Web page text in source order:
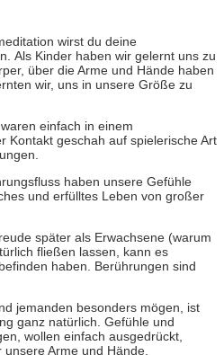
wirst du deine
Als Kinder haben wir gelernt uns zu
über die Arme und Hände haben
wir, uns in unsere Größe zu
einfach in einem
Kontakt geschah auf spielerische Art
haben unsere Gefühle
und erfülltes Leben von großer
später als Erwachsene (warum
fließen lassen, kann es
haben. Berührungen sind
jemanden besonders mögen, ist
ganz natürlich. Gefühle und
wollen einfach ausgedrückt,
Arme und Hände.